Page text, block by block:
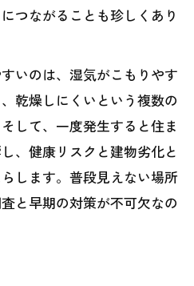
つながることも珍しくあり
いのは、湿気がこもりやす
乾燥しにくいという複数の
して、一度発生すると住ま
、健康リスクと建物劣化と
します。普段見えない場所
と早期の対策が不可欠なの